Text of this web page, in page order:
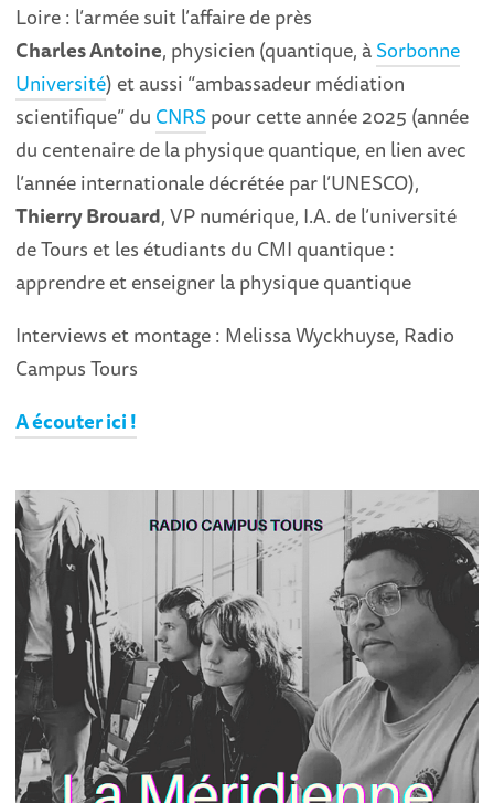
Loire : l’armée suit l’affaire de près
Charles Antoine, physicien (quantique, àSorbonne
Université) et aussi “ambassadeur médiation
scientifique” du CNRSpour cette année 2025 (année
du centenaire de la physique quantique, en lien avec
l’année internationale décrétée par l’UNESCO),
Thierry Brouard, VP numérique, I.A. de l’université
de Tours et les étudiants du CMI quantique :
apprendre et enseigner la physique quantique
Interviews et montage : Melissa Wyckhuyse, Radio
Campus Tours
A écouter ici !